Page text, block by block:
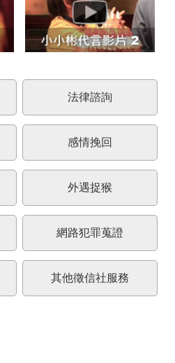
法律諮詢
感情挽回
外遇捉猴
網路犯罪蒐證
其他徵信社服務